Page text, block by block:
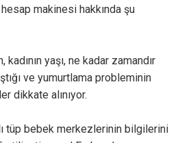
makinesi hakkında şu
kadının yaşı, ne kadar zamandır
ve yumurtlama probleminin
dikkate alınıyor.
tüp bebek merkezlerinin bilgilerini